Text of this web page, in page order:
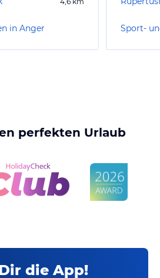
in Anger Sport-
perfekten Urlaub
die App!